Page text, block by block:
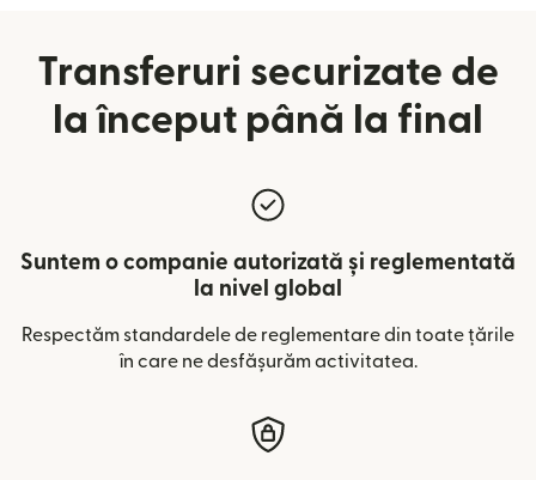
Transferuri securizate de
la început până la final
Suntem o companie autorizată și reglementată
la nivel global
Respectăm standardele de reglementare din toate țările
în care ne desfășurăm activitatea.